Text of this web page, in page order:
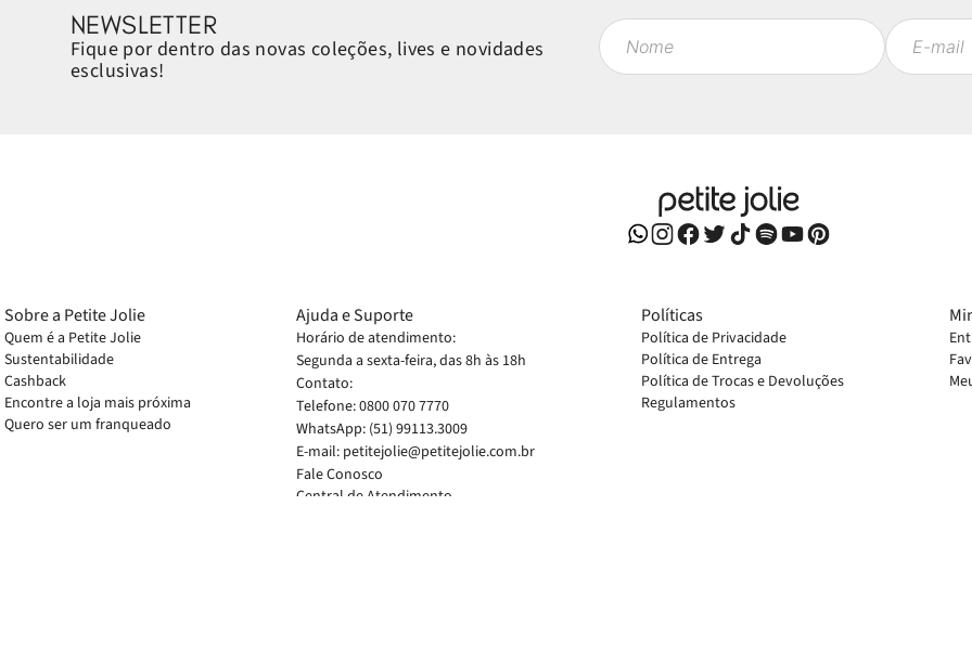
NEWSLETTER
Fique por dentro das novas coleções, lives e novidades
esclusivas!
Sobre a Petite Jolie
Quem é a Petite Jolie
Sustentabilidade
Cashback
Encontre a loja mais próxima
Quero ser um franqueado
Ajuda e Suporte
Horário de atendimento:
Segunda a sexta-feira, das 8h às 18h
Contato:
Telefone: 0800 070 7770
WhatsApp: (51) 99113.3009
E-mail: petitejolie@petitejolie.com.br
Fale Conosco
Central de Atendimento
Políticas
Política de Privacidade
Política de Entrega
Política de Trocas e Devoluções
Regulamentos